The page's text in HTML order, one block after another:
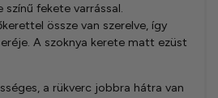
fekete varrással.
össze van szerelve, így
A szoknya kerete matt ezüst
a rükverc jobbra hátra van